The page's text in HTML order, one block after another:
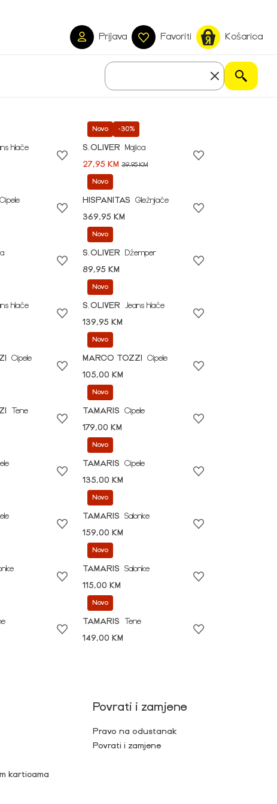
Prijava Favoriti Košarica
hlače
Novo -30%
S.OLIVER
Majica
27,95 KM39,95 KM
Cipele
Novo
HISPANITAS
Gležnjače
369,95 KM
Novo
S.OLIVER
Džemper
89,95 KM
hlače
Novo
S.OLIVER
Jeans hlače
139,95 KM
Cipele
Novo
MARCO TOZZI
Cipele
105,00 KM
Tene
Novo
TAMARIS
Cipele
179,00 KM
Novo
TAMARIS
Cipele
135,00 KM
Novo
TAMARIS
Salonke
159,00 KM
Novo
TAMARIS
Salonke
115,00 KM
Novo
TAMARIS
Tene
149,00 KM
karticama
Povrati i zamjene
Pravo na odustanak
Povrati i zamjene